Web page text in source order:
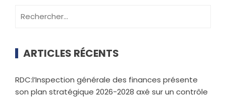
ARTICLES RÉCENTS
RDC:l’Inspection générale des finances présente
son plan stratégique 2026-2028 axé sur un contrôle